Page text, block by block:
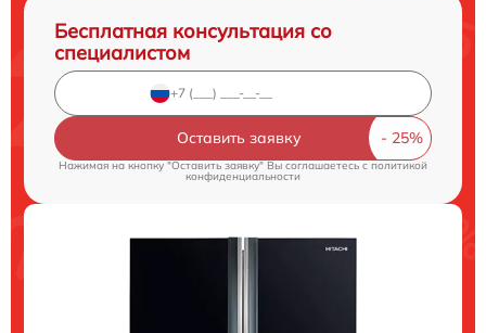
Бесплатная консультация со
специалистом
Оставить заявку
Нажимая на кнопку "Оставить заявку" Вы соглашаетесь cполитикой
конфиденциальности